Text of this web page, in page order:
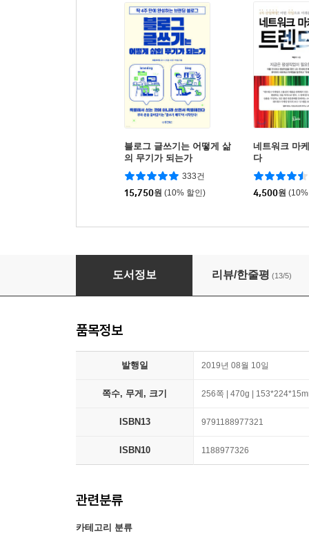
블로그 글쓰기는 어떻게 삶
의 무기가 되는가
333건
15,750원 (10% 할인)
네트워크 마
다
4,500원
슈퍼 네트워커
도서정보 리뷰/한줄평 (13/5)
품목정보
발행일 2019년 08월 10일
쪽수, 무게, 크기 256쪽 | 470g |
ISBN13 9791188977321
ISBN10 1188977326
관련분류
카테고리 분류